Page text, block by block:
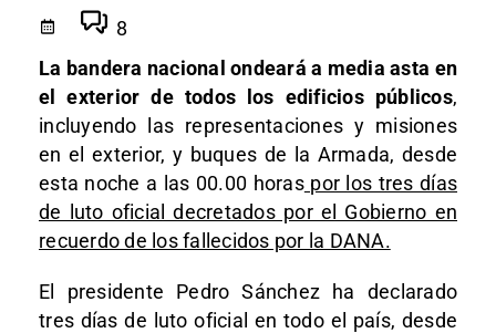
8
La bandera nacional ondeará a media asta en
el exterior de todos los edificios públicos,
incluyendo las representaciones y misiones
en el exterior, y buques de la Armada, desde
esta noche a las 00.00 horaspor los tres días
de luto oficial decretados por el Gobierno en
recuerdo de los fallecidos por la DANA.
El presidente Pedro Sánchez ha declarado
tres días de luto oficial en todo el país, desde